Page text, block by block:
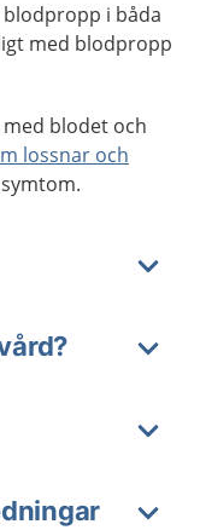
i båda
med blodpropp
blodet och
lossnar och